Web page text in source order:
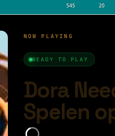
545 20